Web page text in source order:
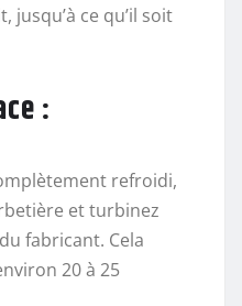
jusqu’à ce qu’il soit
:
refroidi,
et turbinez
fabricant. Cela
20 à 25